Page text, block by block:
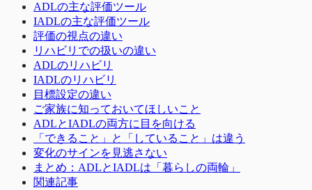
ADLの主な評価ツール
IADLの主な評価ツール
評価の視点の違い
リハビリでの扱いの違い
ADLのリハビリ
IADLのリハビリ
目標設定の違い
ご家族に知っておいてほしいこと
ADLとIADLの両方に目を向ける
「できること」と「していること」は違う
変化のサインを見逃さない
まとめ：ADLとIADLは「暮らしの両輪」
関連記事